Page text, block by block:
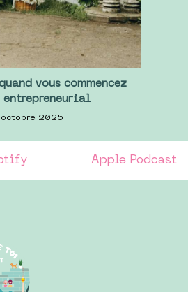
vous commencez
entrepreneurial
2025
Apple Podcast